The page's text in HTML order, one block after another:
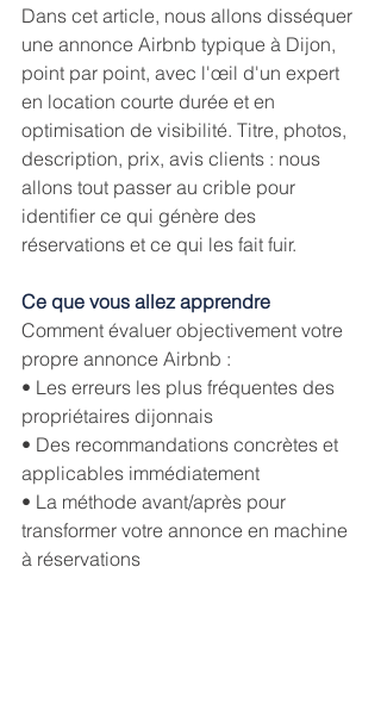
Dans cet article, nous allons disséquer
une annonce Airbnb typique à Dijon,
point par point, avec l'œil d'un expert
en location courte durée et en
optimisation de visibilité. Titre, photos,
description, prix, avis clients : nous
allons tout passer au crible pour
identifier ce qui génère des
réservations et ce qui les fait fuir.
Ce que vous allez apprendre
Comment évaluer objectivement votre
propre annonce Airbnb :
• Les erreurs les plus fréquentes des
propriétaires dijonnais
• Des recommandations concrètes et
applicables immédiatement
• La méthode avant/après pour
transformer votre annonce en machine
à réservations